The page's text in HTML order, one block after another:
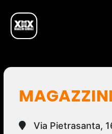
Via Pietrasanta,